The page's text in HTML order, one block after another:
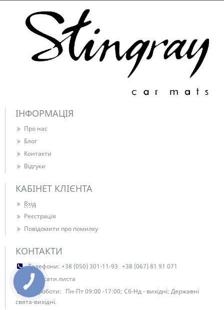
ІНФОРМАЦІЯ
Про нас
Блог
Контакти
Відгуки
КАБІНЕТ КЛІЄНТА
Вхід
Реєстрація
Повідомити про помилку
КОНТАКТИ
Телефони: +38 (050) 301-11-93 +38 (067) 81 91 071
Написати листа
Час роботи: Пн-Пт 09:00 -17:00; Сб-Нд - вихідні; Державні
свята-вихідні.
КНОПКА
ЗВ'ЯЗКУ